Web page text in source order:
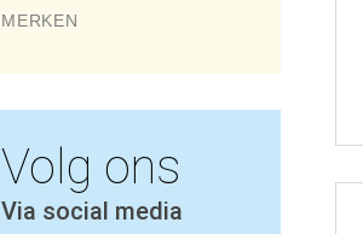
MERKEN
Volg ons
Via social media